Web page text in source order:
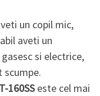
un copil mic,
aveti un
si electrice,
scumpe.
160SSeste cel mai